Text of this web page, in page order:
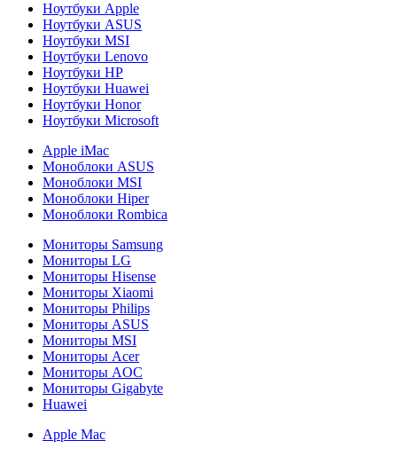
Ноутбуки Apple
Ноутбуки ASUS
Ноутбуки MSI
Ноутбуки Lenovo
Ноутбуки HP
Ноутбуки Huawei
Ноутбуки Honor
Ноутбуки Microsoft
Apple iMac
Моноблоки ASUS
Моноблоки MSI
Моноблоки Hiper
Моноблоки Rombica
Мониторы Samsung
Мониторы LG
Мониторы Hisense
Мониторы Xiaomi
Мониторы Philips
Мониторы ASUS
Мониторы MSI
Мониторы Acer
Мониторы AOC
Мониторы Gigabyte
Huawei
Apple Mac